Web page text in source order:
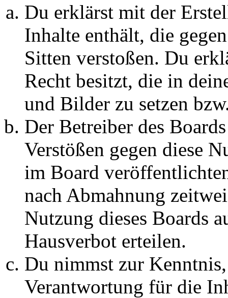
Du erklärst mit der
Inhalte enthält, die
Sitten verstoßen. Du
Recht besitzt, die in
und Bilder zu setzen
Der Betreiber des
Verstößen gegen diese
im Board
nach Abmahnung
Nutzung dieses Boards
Hausverbot erteilen.
Du nimmst zur
Verantwortung für die